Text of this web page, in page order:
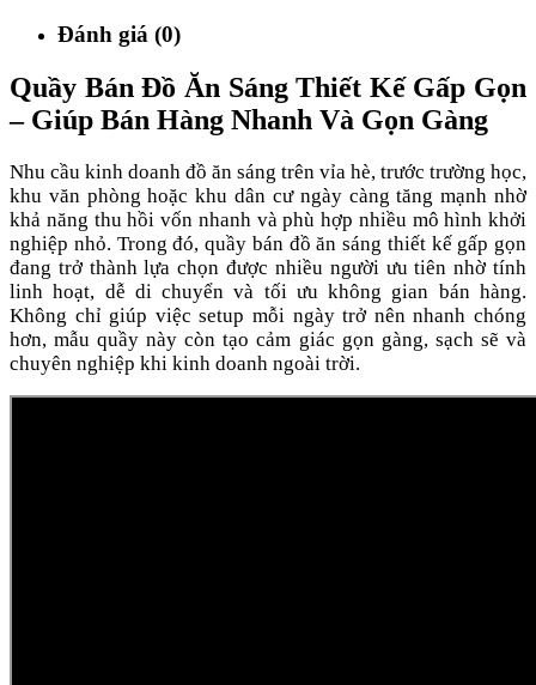
Đánh giá (0)
Quầy Bán Đồ Ăn Sáng Thiết Kế Gấp Gọn
– Giúp Bán Hàng Nhanh Và Gọn Gàng
Nhu cầu kinh doanh đồ ăn sáng trên vỉa hè, trước trường học,
khu văn phòng hoặc khu dân cư ngày càng tăng mạnh nhờ
khả năng thu hồi vốn nhanh và phù hợp nhiều mô hình khởi
nghiệp nhỏ. Trong đó, quầy bán đồ ăn sáng thiết kế gấp gọn
đang trở thành lựa chọn được nhiều người ưu tiên nhờ tính
linh hoạt, dễ di chuyển và tối ưu không gian bán hàng.
Không chỉ giúp việc setup mỗi ngày trở nên nhanh chóng
hơn, mẫu quầy này còn tạo cảm giác gọn gàng, sạch sẽ và
chuyên nghiệp khi kinh doanh ngoài trời.